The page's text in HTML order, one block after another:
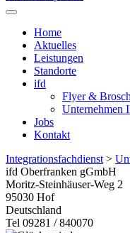
Home
Aktuelles
Leistungen
Standorte
ifd
Flyer &
Unternehmen
Jobs
Kontakt
Integrationsfachdienst >
ifd Oberfranken gGmbH
Moritz-Steinhäuser-Weg 2
95030 Hof
Deutschland
Tel 09281 / 840070